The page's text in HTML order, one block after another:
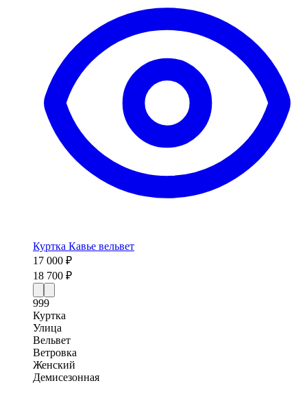
Куртка Кавье вельвет
17 000 ₽
18 700 ₽
999
Куртка
Улица
Вельвет
Ветровка
Женский
Демисезонная